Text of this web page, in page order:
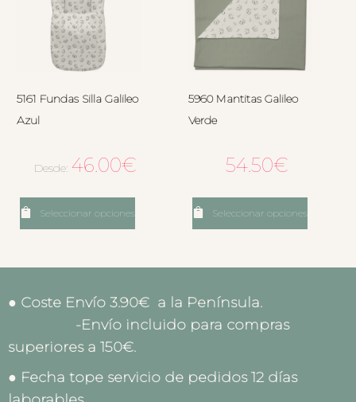
5161 Fundas Silla Galileo
Azul
Desde: 46.00€
Seleccionar opciones
5960 Mantitas Galileo
Verde
54.50€
Seleccionar opciones
● Coste Envío 3.90€ a la Península.
-Envío incluido para compras
superiores a 150€.
● Fecha tope servicio de pedidos 12 días